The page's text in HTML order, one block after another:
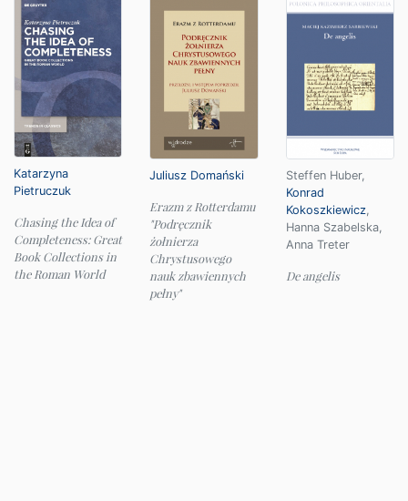
Katarzyna
Pietruczuk
Chasing the Idea of
Completeness: Great
Book Collections in
the Roman World
Juliusz Domański
Erazm z Rotterdamu
"Podręcznik
żołnierza
Chrystusowego
nauk zbawiennych
pełny"
Steffen Huber,
Konrad
Kokoszkiewicz,
Hanna Szabelska,
Anna Treter
De angelis